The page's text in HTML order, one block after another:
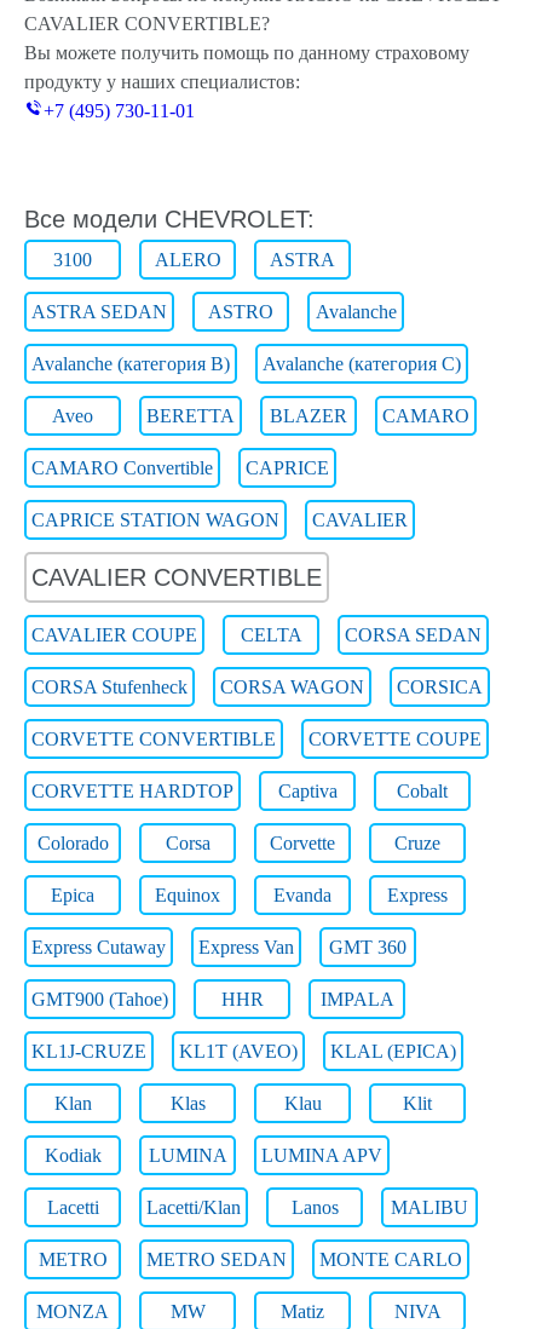
CAVALIER CONVERTIBLE?
Вы можете получить помощь по данному страховому
продукту у наших специалистов:
+7 (495) 730-11-01
Все модели CHEVROLET:
3100 ALERO ASTRA
ASTRA SEDAN ASTRO Avalanche
Avalanche (категория B) Avalanche (категория C)
Aveo BERETTA BLAZER CAMARO
CAMARO Convertible CAPRICE
CAPRICE STATION WAGON CAVALIER
CAVALIER CONVERTIBLE
CAVALIER COUPE CELTA CORSA SEDAN
CORSA Stufenheck CORSA WAGON CORSICA
CORVETTE CONVERTIBLE CORVETTE COUPE
CORVETTE HARDTOP Captiva Cobalt
Colorado Corsa Corvette Cruze
Epica Equinox Evanda Express
Express Cutaway Express Van GMT 360
GMT900 (Tahoe) HHR IMPALA
KL1J-CRUZE KL1T (AVEO) KLAL (EPICA)
Klan Klas Klau Klit
Kodiak LUMINA LUMINA APV
Lacetti Lacetti/Klan Lanos MALIBU
METRO METRO SEDAN MONTE CARLO
MONZA MW Matiz NIVA